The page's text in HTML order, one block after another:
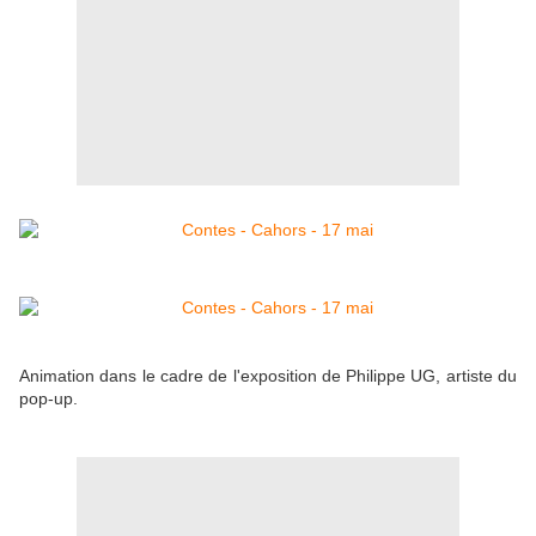
Animation dans le cadre de l'exposition de Philippe UG, artiste du
pop-up.